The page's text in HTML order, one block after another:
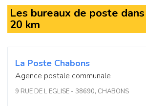
Les bureaux de poste
20 km
La Poste Chabons
Agence postale communale
9 RUE DE L EGLISE - 38690, CHABONS